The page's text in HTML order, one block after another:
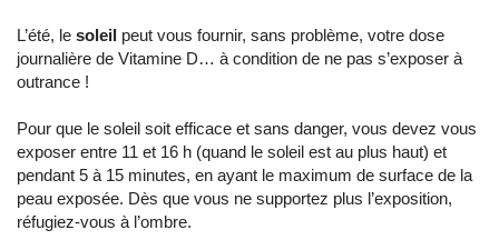
L’été, le soleil peut vous fournir, sans problème, votre dose
journalière de Vitamine D… à condition de ne pas s’exposer à
outrance !
Pour que le soleil soit efficace et sans danger, vous devez vous
exposer entre 11 et 16 h (quand le soleil est au plus haut) et
pendant 5 à 15 minutes, en ayant le maximum de surface de la
peau exposée. Dès que vous ne supportez plus l’exposition,
réfugiez-vous à l’ombre.